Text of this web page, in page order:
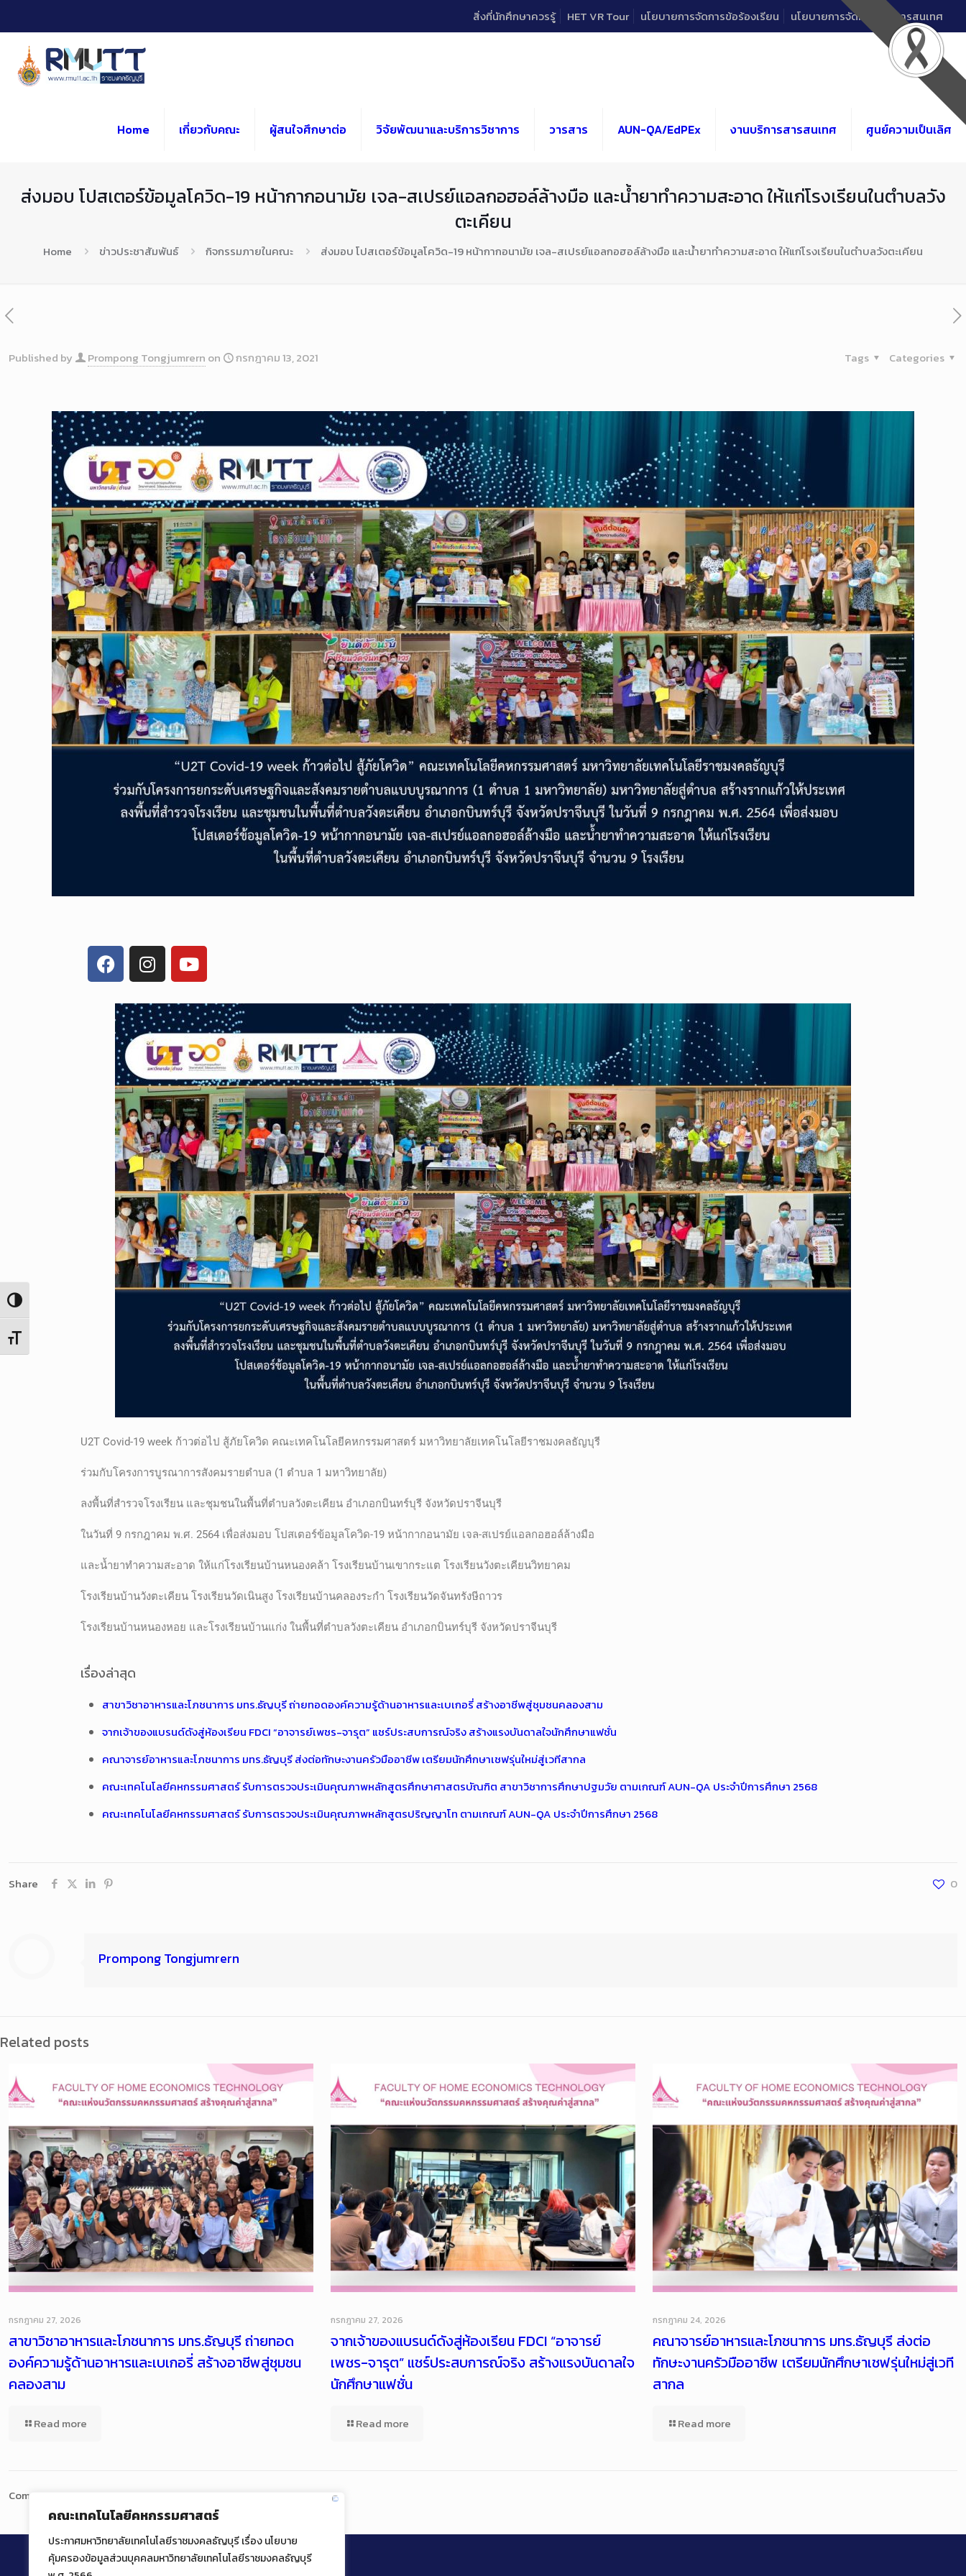
คณะเทคโนโลยีคหกรรมศาสตร์
ประกาศมหาวิทยาลัยเทคโนโลยีราชมงคลธัญบุรี เรื่อง นโยบาย
คุ้มครองข้อมูลส่วนบุคคลมหาวิทยาลัยเทคโนโลยีราชมงคลธัญบุรี
to
Content
Toggle High Contrast
Toggle Font size
สิ่งที่นักศึกษาควรรู้ HET VR Tour นโยบายการจัดการข้อร้องเรียน นโยบายการจัดการด้านสารสนเทศ
Home เกี่ยวกับคณะ ผู้สนใจศึกษาต่อ วิจัยพัฒนาและบริการวิชาการ วารสาร AUN-QA/EdPEx งานบริการสารสนเทศ ศูนย์ความเป็นเลิศ
ส่งมอบ โปสเตอร์ข้อมูลโควิด-19 หน้ากากอนามัย เจล-สเปรย์แอลกอฮอล์ล้างมือ และน้ำยาทำความสะอาด ให้แก่โรงเรียนในตำบลวัง
ตะเคียน
Home ข่าวประชาสัมพันธ์ กิจกรรมภายในคณะ ส่งมอบ โปสเตอร์ข้อมูลโควิด-19 หน้ากากอนามัย เจล-สเปรย์แอลกอฮอล์ล้างมือ และน้ำยาทำความสะอาด ให้แก่โรงเรียนในตำบลวังตะเคียน
Published by Prompong Tongjumrern on กรกฎาคม 13, 2021 Categories
Tags
U2T Covid-19 week ก้าวต่อไป สู้ภัยโควิด คณะเทคโนโลยีคหกรรมศาสตร์ มหาวิทยาลัยเทคโนโลยีราชมงคลธัญบุรี
ร่วมกับโครงการบูรณาการสังคมรายตำบล (1 ตำบล 1 มหาวิทยาลัย)
ลงพื้นที่สำรวจโรงเรียน และชุมชนในพื้นที่ตำบลวังตะเคียน อำเภอกบินทร์บุรี จังหวัดปราจีนบุรี
ในวันที่ 9 กรกฎาคม พ.ศ. 2564 เพื่อส่งมอบ โปสเตอร์ข้อมูลโควิด-19 หน้ากากอนามัย เจล-สเปรย์แอลกอฮอล์ล้างมือ
และน้ำยาทำความสะอาด ให้แก่โรงเรียนบ้านหนองคล้า โรงเรียนบ้านเขากระแต โรงเรียนวังตะเคียนวิทยาคม
โรงเรียนบ้านวังตะเคียน โรงเรียนวัดเนินสูง โรงเรียนบ้านคลองระกำ โรงเรียนวัดจันทรังษีถาวร
โรงเรียนบ้านหนองหอย และโรงเรียนบ้านแก่ง ในพื้นที่ตำบลวังตะเคียน อำเภอกบินทร์บุรี จังหวัดปราจีนบุรี
เรื่องล่าสุด
สาขาวิชาอาหารและโภชนาการ มทร.ธัญบุรี ถ่ายทอดองค์ความรู้ด้านอาหารและเบเกอรี่ สร้างอาชีพสู่ชุมชนคลองสาม
จากเจ้าของแบรนด์ดังสู่ห้องเรียน FDCI “อาจารย์เพชร-จารุต” แชร์ประสบการณ์จริง สร้างแรงบันดาลใจนักศึกษาแฟชั่น
คณาจารย์อาหารและโภชนาการ มทร.ธัญบุรี ส่งต่อทักษะงานครัวมืออาชีพ เตรียมนักศึกษาเชฟรุ่นใหม่สู่เวทีสากล
คณะเทคโนโลยีคหกรรมศาสตร์ รับการตรวจประเมินคุณภาพหลักสูตรศึกษาศาสตรบัณฑิต สาขาวิชาการศึกษาปฐมวัย ตามเกณฑ์ AUN-QA ประจำปีการศึกษา 2568
คณะเทคโนโลยีคหกรรมศาสตร์ รับการตรวจประเมินคุณภาพหลักสูตรปริญญาโท ตามเกณฑ์ AUN-QA ประจำปีการศึกษา 2568
Share 0
Prompong Tongjumrern
Related posts
กรกฎาคม 27, 2026
สาขาวิชาอาหารและโภชนาการ มทร.ธัญบุรี ถ่ายทอด
องค์ความรู้ด้านอาหารและเบเกอรี่ สร้างอาชีพสู่ชุมชน
คลองสาม
Read more
กรกฎาคม 27, 2026
จากเจ้าของแบรนด์ดังสู่ห้องเรียน FDCI “อาจารย์
เพชร-จารุต” แชร์ประสบการณ์จริง สร้างแรงบันดาลใจ
นักศึกษาแฟชั่น
Read more
กรกฎาคม 24, 2026
คณาจารย์อาหารและโภชนาการ มทร.ธัญบุรี ส่งต่อ
ทักษะงานครัวมืออาชีพ เตรียมนักศึกษาเชฟรุ่นใหม่สู่เวที
สากล
Read more
Comments are closed.